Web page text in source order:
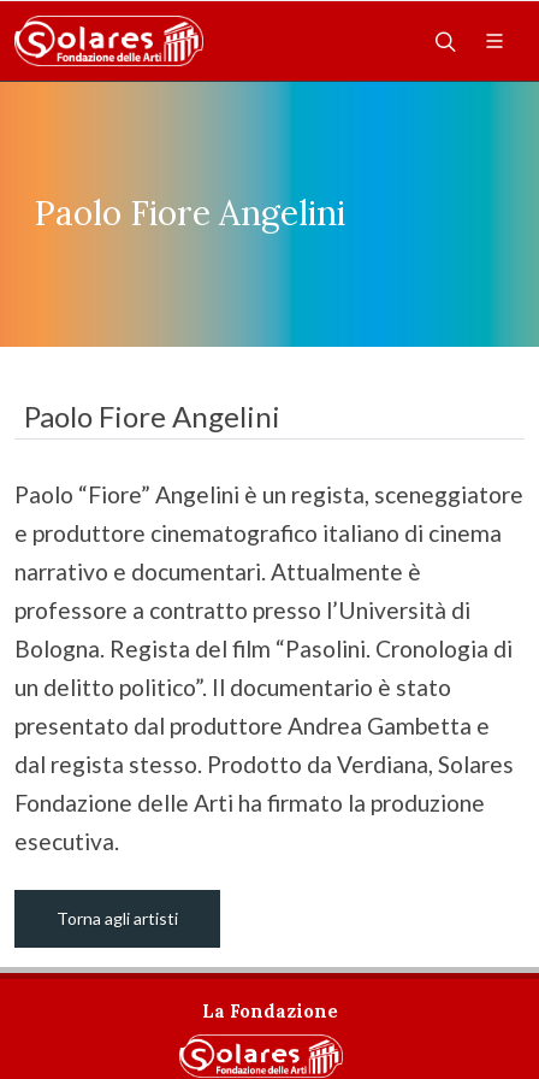
Paolo Fiore Angelini
Paolo Fiore Angelini
Paolo “Fiore” Angelini è un regista, sceneggiatore
e produttore cinematografico italiano di cinema
narrativo e documentari. Attualmente è
professore a contratto presso l’Università di
Bologna. Regista del film “Pasolini. Cronologia di
un delitto politico”. Il documentario è stato
presentato dal produttore Andrea Gambetta e
dal regista stesso. Prodotto da Verdiana, Solares
Fondazione delle Arti ha firmato la produzione
esecutiva.
Torna agli artisti
La Fondazione